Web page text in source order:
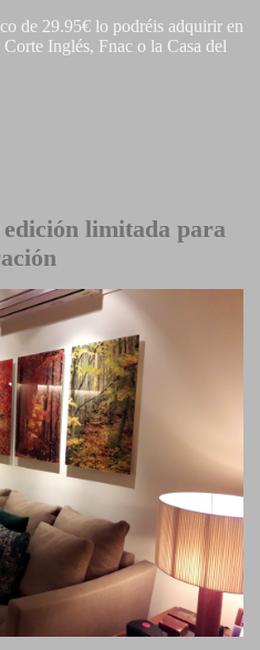
de 29.95€ lo podréis adquirir en
Inglés, Fnac o la Casa del
edición limitada para